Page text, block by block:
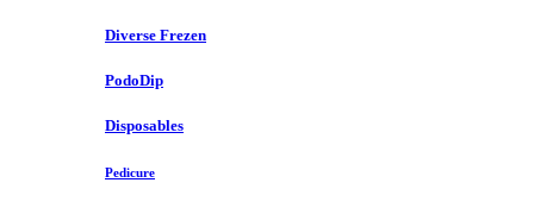
Diverse Frezen
PodoDip
Disposables
Pedicure